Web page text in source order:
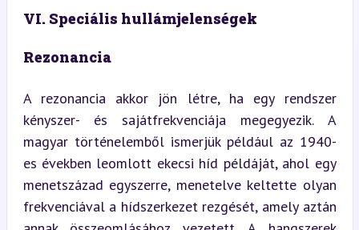
VI. Speciális hullámjelenségek
Rezonancia
A rezonancia akkor jön létre, ha egy rendszer
kényszer- és sajátfrekvenciája megegyezik. A
magyar történelemből ismerjük például az 1940-
es években leomlott ekecsi híd példáját, ahol egy
menetszázad egyszerre, menetelve keltette olyan
frekvenciával a hídszerkezet rezgését, amely aztán